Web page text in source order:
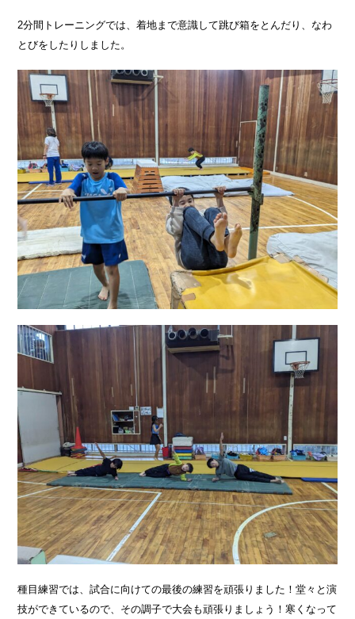
2分間トレーニングでは、着地まで意識して跳び箱をとんだり、なわ
とびをしたりしました。
種目練習では、試合に向けての最後の練習を頑張りました！堂々と演
技ができているので、その調子で大会も頑張りましょう！寒くなって